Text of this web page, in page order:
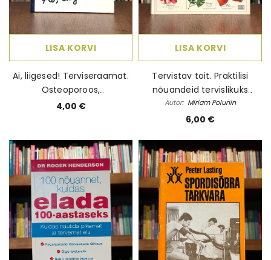
LISA KORVI
Ai, liigesed! Terviseraamat.
Osteoporoos,
reumatoidartriit, harjutused
ja liikumine 2
4,00 €
LISA KORVI
Tervistav toit. Praktilisi
nõuandeid tervislikuks
toitumiseks
Autor: Miriam Polunin
6,00 €